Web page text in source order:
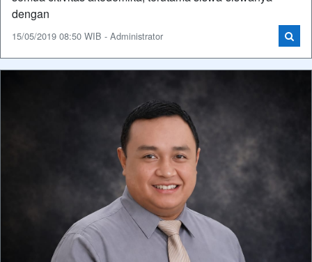
dengan
15/05/2019 08:50 WIB - Administrator